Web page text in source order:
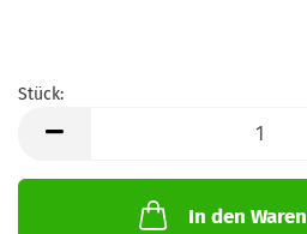
Stück:
In den